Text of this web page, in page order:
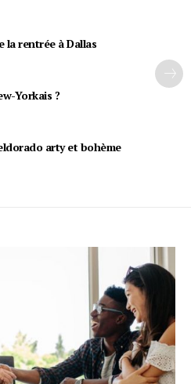
la rentrée à Dallas
Yorkais ?
arty et bohème